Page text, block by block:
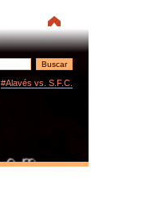
#Alavés vs. S.F.C.